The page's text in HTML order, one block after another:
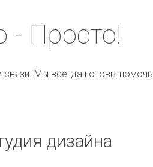
- Просто!
Мы всегда готовы помочь
дизайна